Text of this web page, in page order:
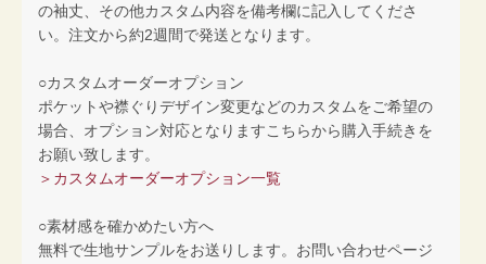
の袖丈、その他カスタム内容を備考欄に記入してくださ
い。注文から約2週間で発送となります。
○カスタムオーダーオプション
ポケットや襟ぐりデザイン変更などのカスタムをご希望の
場合、オプション対応となりますこちらから購入手続きを
お願い致します。
＞カスタムオーダーオプション一覧
○素材感を確かめたい方へ
無料で生地サンプルをお送りします。お問い合わせページ